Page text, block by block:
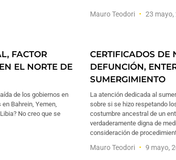
Mauro Teodori 23 mayo,
FACTOR
EL NORTE DE
de los gobiernos en
Bahrein, Yemen,
No creo que se
CERTIFICADOS DE
DEFUNCIÓN,
SUMERGIMIENTO
La atención dedicada al
sobre si se hizo respetando
costumbre ancestral de un
verdaderamente digna de
consideración de
Mauro Teodori 9 mayo,